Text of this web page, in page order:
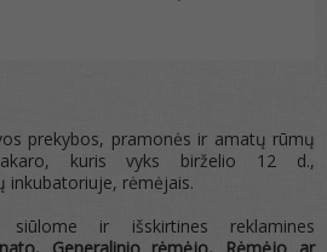
prekybos, pramonės ir amatų rūmų
kuris vyks birželio 12 d.,
inkubatoriuje, rėmėjais.
siūlome ir išskirtines reklamines